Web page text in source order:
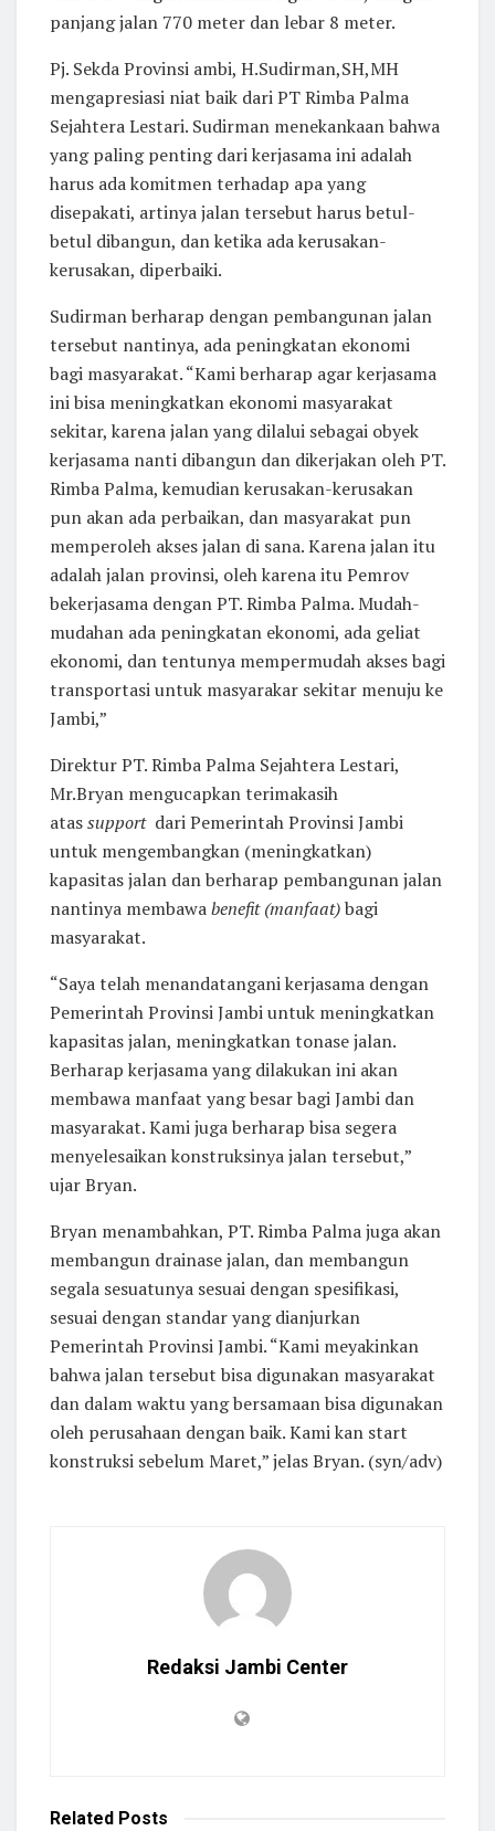
panjang jalan 770 meter dan lebar 8 meter.
Pj. Sekda Provinsi ambi, H.Sudirman,SH,MH
mengapresiasi niat baik dari PT Rimba Palma
Sejahtera Lestari. Sudirman menekankaan bahwa
yang paling penting dari kerjasama ini adalah
harus ada komitmen terhadap apa yang
disepakati, artinya jalan tersebut harus betul-
betul dibangun, dan ketika ada kerusakan-
kerusakan, diperbaiki.
Sudirman berharap dengan pembangunan jalan
tersebut nantinya, ada peningkatan ekonomi
bagi masyarakat. “Kami berharap agar kerjasama
ini bisa meningkatkan ekonomi masyarakat
sekitar, karena jalan yang dilalui sebagai obyek
kerjasama nanti dibangun dan dikerjakan oleh PT.
Rimba Palma, kemudian kerusakan-kerusakan
pun akan ada perbaikan, dan masyarakat pun
memperoleh akses jalan di sana. Karena jalan itu
adalah jalan provinsi, oleh karena itu Pemrov
bekerjasama dengan PT. Rimba Palma. Mudah-
mudahan ada peningkatan ekonomi, ada geliat
ekonomi, dan tentunya mempermudah akses bagi
transportasi untuk masyarakar sekitar menuju ke
Jambi,”
Direktur PT. Rimba Palma Sejahtera Lestari,
Mr.Bryan mengucapkan terimakasih
atassupport dari Pemerintah Provinsi Jambi
untuk mengembangkan (meningkatkan)
kapasitas jalan dan berharap pembangunan jalan
nantinya membawabenefit (manfaat)bagi
masyarakat.
“Saya telah menandatangani kerjasama dengan
Pemerintah Provinsi Jambi untuk meningkatkan
kapasitas jalan, meningkatkan tonase jalan.
Berharap kerjasama yang dilakukan ini akan
membawa manfaat yang besar bagi Jambi dan
masyarakat. Kami juga berharap bisa segera
menyelesaikan konstruksinya jalan tersebut,”
ujar Bryan.
Bryan menambahkan, PT. Rimba Palma juga akan
membangun drainase jalan, dan membangun
segala sesuatunya sesuai dengan spesifikasi,
sesuai dengan standar yang dianjurkan
Pemerintah Provinsi Jambi. “Kami meyakinkan
bahwa jalan tersebut bisa digunakan masyarakat
dan dalam waktu yang bersamaan bisa digunakan
oleh perusahaan dengan baik. Kami kan start
konstruksi sebelum Maret,” jelas Bryan. (syn/adv)
Redaksi Jambi Center
Related Posts